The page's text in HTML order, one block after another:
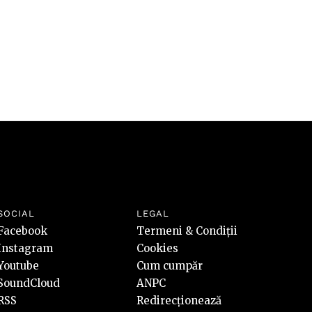
LEGAL
Termeni & Condiții
Cookies
Cum cumpăr
ANPC
Redirecționează